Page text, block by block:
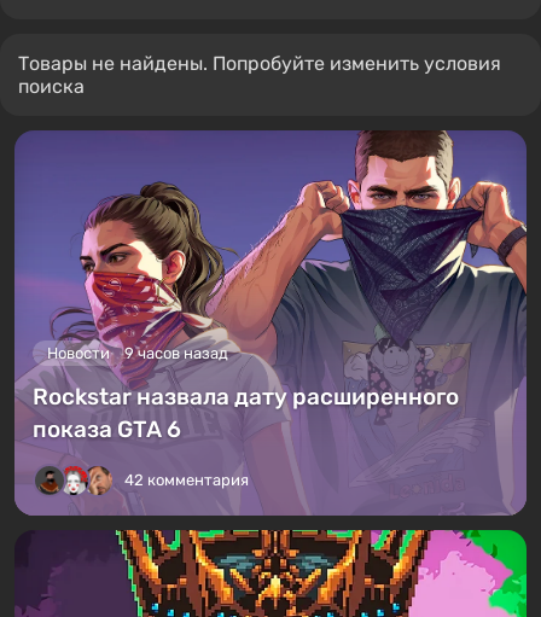
Товары не найдены. Попробуйте изменить условия
поиска
Новости 9 часов назад
Rockstar назвала дату расширенного
показа GTA 6
42 комментария